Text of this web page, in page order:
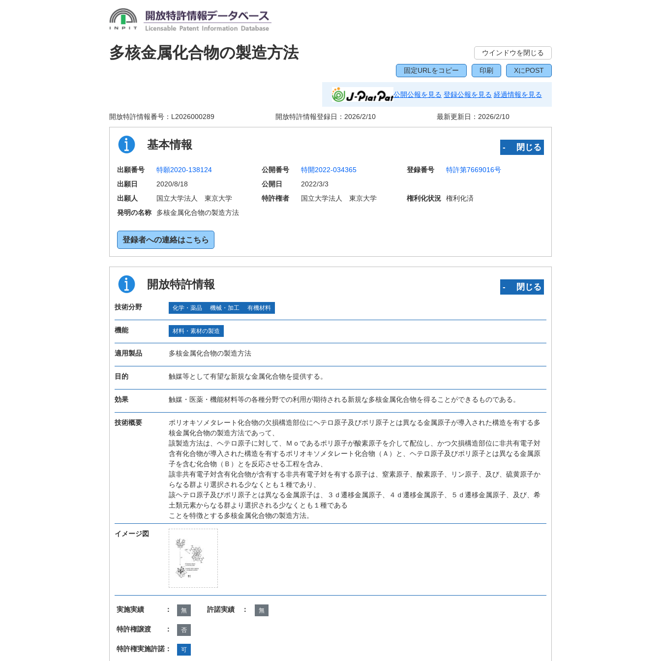
多核金属化合物の製造方法 ウインドウを閉じる
固定URLをコピー 印刷 XにPOST
公開公報を見る 登録公報を見る 経過情報を見る
開放特許情報番号： L2026000289 開放特許情報登録日： 2026/2/10 最新更新日： 2026/2/10
基本情報 ‐ 閉じる
出願番号 特願2020-138124 公開番号 特開2022-034365 登録番号
特許第7669016号
出願日
2020/8/18 公開日
2022/3/3
出願人
国立大学法人 東京大学 特許権者 国立大学法人 東京大学 権利化状況
権利化済
発明の名称
多核金属化合物の製造方法
登録者への連絡はこちら
開放特許情報 ‐ 閉じる
技術分野 化学・薬品 機械・加工 有機材料
機能 材料・素材の製造
適用製品 多核金属化合物の製造方法
目的 触媒等として有望な新規な金属化合物を提供する。
効果 触媒・医薬・機能材料等の各種分野での利用が期待される新規な多核金属化合物を得ることができるものである。
技術概要
ポリオキソメタレート化合物の欠損構造部位にヘテロ原子及びポリ原子とは異なる金属原子が導入された構造を有する多
核金属化合物の製造方法であって、
該製造方法は、ヘテロ原子に対して、Ｍｏであるポリ原子が酸素原子を介して配位し、かつ欠損構造部位に非共有電子対
含有化合物が導入された構造を有するポリオキソメタレート化合物（Ａ）と、ヘテロ原子及びポリ原子とは異なる金属原
子を含む化合物（Ｂ）とを反応させる工程を含み、
該非共有電子対含有化合物が含有する非共有電子対を有する原子は、窒素原子、酸素原子、リン原子、及び、硫黄原子か
らなる群より選択される少なくとも１種であり、
該ヘテロ原子及びポリ原子とは異なる金属原子は、３ｄ遷移金属原子、４ｄ遷移金属原子、５ｄ遷移金属原子、及び、希
土類元素からなる群より選択される少なくとも１種である
ことを特徴とする多核金属化合物の製造方法。
イメージ図
実施実績 ： 無 許諾実績 ： 無
特許権譲渡 ： 否
特許権実施許諾： 可